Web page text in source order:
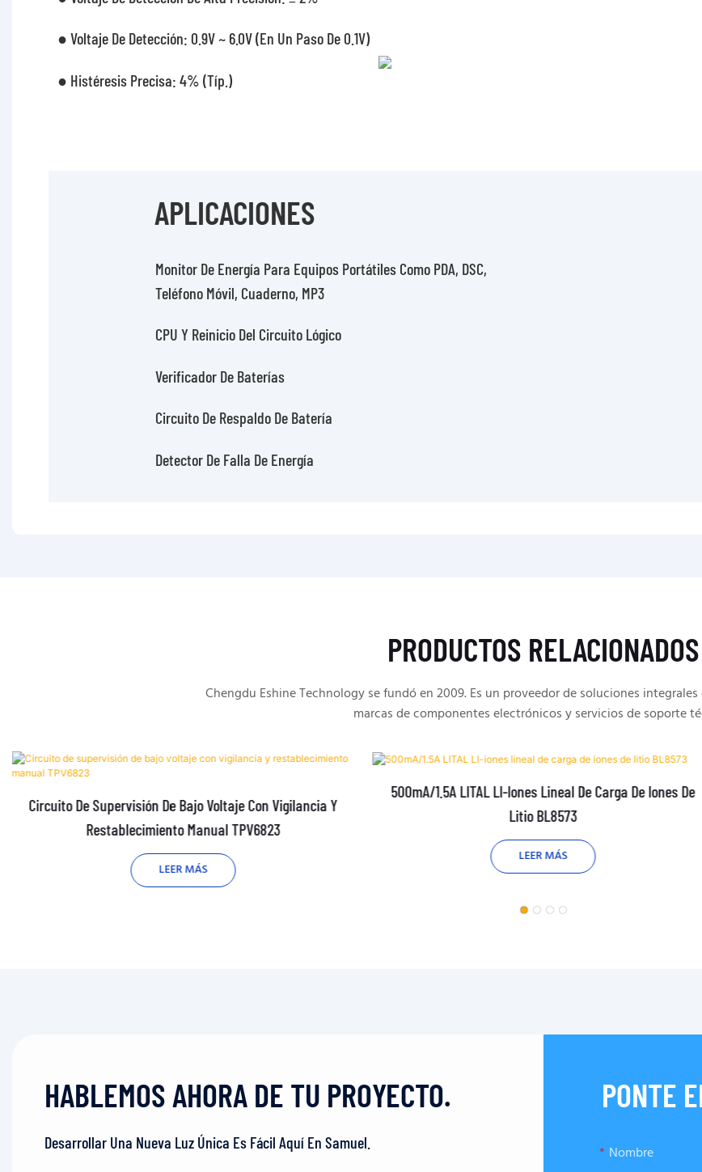
● Voltaje De Detección: 0.9V ~ 6.0V (en Un Paso De 0.1V)
● Histéresis Precisa: 4% (típ.)
APLICACIONES
Monitor De Energía Para Equipos Portátiles Como PDA, DSC,
Teléfono Móvil, Cuaderno, MP3
CPU Y Reinicio Del Circuito Lógico
Verificador De Baterías
Circuito De Respaldo De Batería
Detector De Falla De Energía
PRODUCTOS RELACIONADOS
Chengdu Eshine Technology se fundó en 2009. Es un proveedor de soluciones
marcas de componentes electrónicos y servicios de soporte
Circuito De Supervisión De Bajo Voltaje Con Vigilancia Y
Restablecimiento Manual TPV6823
LEER MÁS
500mA/1.5A LITAL LI-Iones Lineal De Carga De Iones De
Litio BL8573
LEER MÁS
HABLEMOS AHORA DE TU PROYECTO.
Desarrollar Una Nueva Luz Única Es Fácil Aquí En Samuel.
PONTE
Nombre